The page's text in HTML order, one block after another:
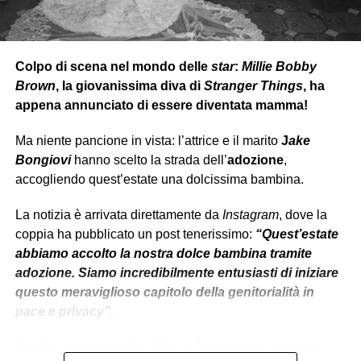
arrivare ad una chiusura cordiale della faccenda.
Colpo di scena nel mondo delle star: Millie Bobby
Brown, la giovanissima diva di Stranger Things, ha
appena annunciato di essere diventata mamma!
Ma niente pancione in vista: l’attrice e il marito Jake
Bongiovihanno scelto la strada dell’adozione,
accogliendo quest’estate una dolcissima bambina.
La notizia è arrivata direttamente da Instagram, dove la
coppia ha pubblicato un post tenerissimo: “Quest’estate
abbiamo accolto la nostra dolce bambina tramite
adozione. Siamo incredibilmente entusiasti di iniziare
questo meraviglioso capitolo della genitorialità in
pace e privacy”.